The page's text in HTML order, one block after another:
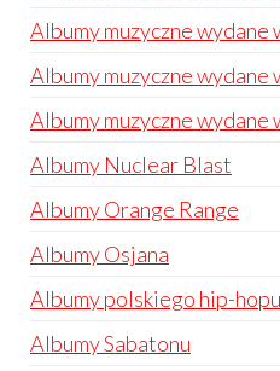
Albumy muzyczne wydane
Albumy muzyczne wydane
Albumy muzyczne wydane
Albumy Nuclear Blast
Albumy Orange Range
Albumy Osjana
Albumy polskiego hip-
Albumy Sabatonu